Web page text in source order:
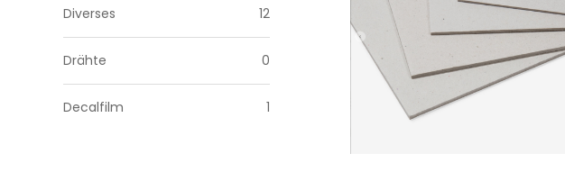
Diverses 12
Drähte 0
Decalfilm 1